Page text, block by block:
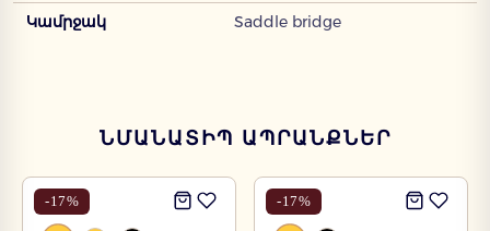
Կամրջակ Saddle bridge
ՆՄԱՆԱՏԻՊ ԱՊՐԱՆՔՆԵՐ
-17% -17%